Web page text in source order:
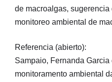
de macroalgas, sugerencia
monitoreo ambiental de
Referencia (abierto):
Sampaio, Fernanda
monitoramento ambiental